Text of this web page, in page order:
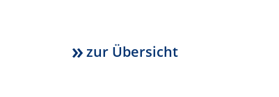
zur Übersicht